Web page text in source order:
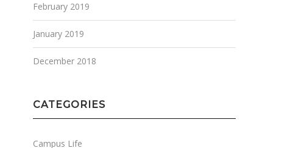
February 2019
January 2019
December 2018
CATEGORIES
Campus Life